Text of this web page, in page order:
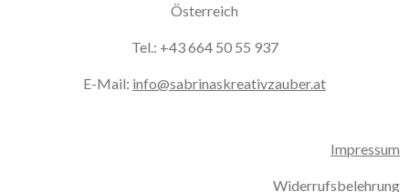
Österreich
Tel.: +43 664 50 55 937
E-Mail: info@sabrinaskreativzauber.at
Impressum
Widerrufsbelehrung